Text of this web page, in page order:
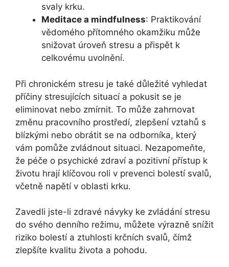
svaly krku.
Meditace a mindfulness: Praktikování
vědomého přítomného okamžiku může
snižovat úroveň stresu a přispět k
celkovému uvolnění.
Při chronickém stresu je také důležité vyhledat
příčiny stresujících situací a pokusit se je
eliminovat nebo zmírnit. To může zahrnovat
změnu pracovního prostředí, zlepšení vztahů s
blízkými nebo obrátit se na odborníka, který
vám pomůže zvládnout situaci. Nezapomeňte,
že péče o psychické zdraví a pozitivní přístup k
životu hrají klíčovou roli v prevenci bolestí svalů,
včetně napětí v oblasti krku.
Zavedli jste-li zdravé návyky ke zvládání stresu
do svého denního režimu, můžete výrazně snížit
riziko bolestí a ztuhlosti krčních svalů, čímž
zlepšíte kvalitu života a pohodu.